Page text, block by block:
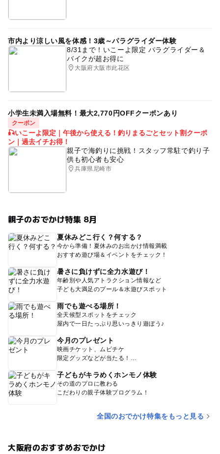
市内より涼しい風を体感！3歳～パラグライダー体験
8/31まで！いこーよ限定 パラグライダー＆
バイクが超お得に
大阪府大阪市此花区
小学生未満入場無料！最大2,770円OFFクーポンあり
クーポン
🎣いこーよ限定｜午後から使える！釣りまるごとセット割クーポ
ン｜過去イチお得！
親子で海釣りに挑戦！スタッフ常駐で釣り子
供も初心者も安心
兵庫県尼崎市
親子のおでかけ特集 8月
夏休みどこ行く？何する？
今から準備！夏休みのお出かけ情報満載
おすすめ遊び場＆イベントをチェック！
暑さに負けずに全力水遊び！
年齢別や人気アトラクション情報など
子ども大満足のプール＆水遊びスポット
雨でも遊べる場所！
全天候型スポットをチェック
屋内で一日たっぷり思いっきり遊ぼう♪
今月のプレゼント
映画チケット、ムビチケ
限定グッズなどが当たる！
子どもがキラめくホンモノ体験
その道のプロに教わる
こだわりの親子体験プログラム！
全国のおでかけ特集をもっと見る
大阪府のおすすめおでかけ